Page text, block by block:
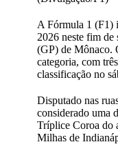
A Fórmula 1 (F1)
2026 neste fim de
(GP) de Mônaco.
categoria, com
classificação no
Disputado nas
considerado uma
Tríplice Coroa do
Milhas de